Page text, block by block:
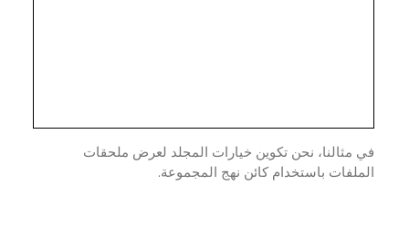
مثالنا، نحن تكوين خيارات المجلد لعرض ملحقات
باستخدام كائن نهج المجموعة.